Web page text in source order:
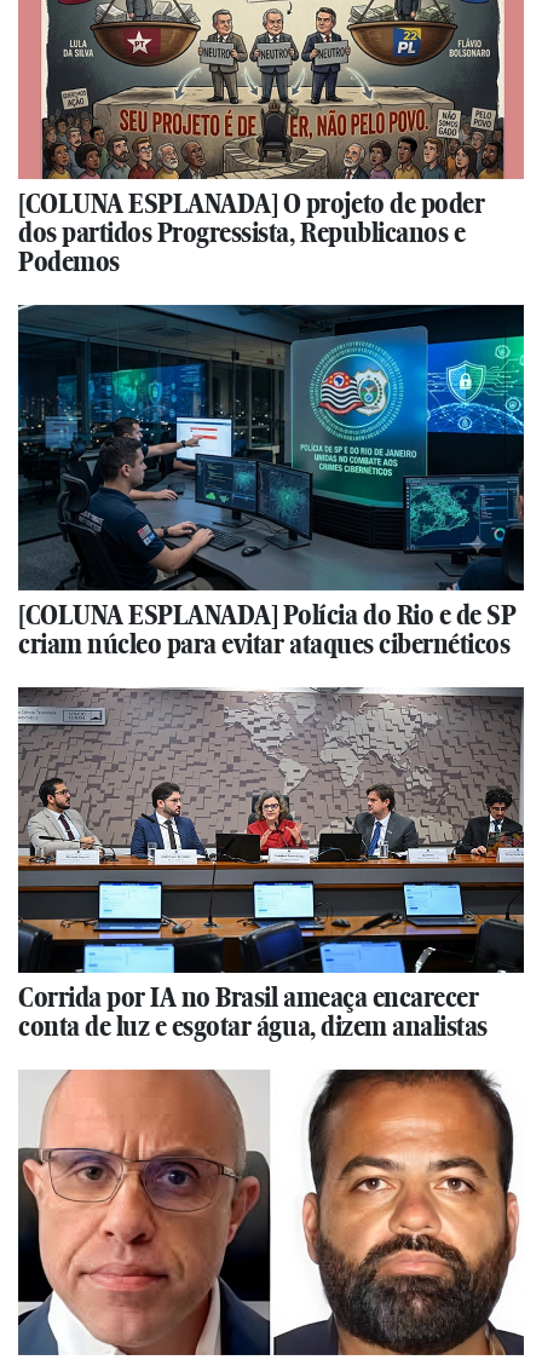
[COLUNA ESPLANADA] O projeto de poder
dos partidos Progressista, Republicanos e
Podemos
[COLUNA ESPLANADA] Polícia do Rio e de SP
criam núcleo para evitar ataques cibernéticos
Corrida por IA no Brasil ameaça encarecer
conta de luz e esgotar água, dizem analistas